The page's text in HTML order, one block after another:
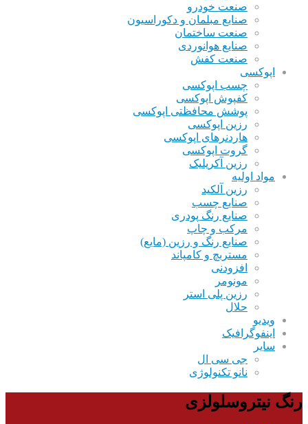
صنعت خودرو
صنایع مبلمان و دکوراسیون
صنعت ساختمان
صنایع هوانوردی
صنعت کفش
اپوکسی
چسب اپوکسی
کفپوش اپوکسی
پوشش محافظتی اپوکسی
رزین اپوکسی
هاردنرهای اپوکسی
گروت اپوکسی
رزین آکریلیک
مواد اولیه
رزین آلکید
صنایع چسب
صنایع رنگ پودری
مرکب و چاپ
صنایع رنگ و رزین (مایع)
مستربچ و کامپاند
افزودنی
مونومر
رزین پلی استر
حلال
ویدیو
اینفوگرافیک
سایر
جی سی ال
نانو تکنولوژی
رنگ نیتروسلولزی